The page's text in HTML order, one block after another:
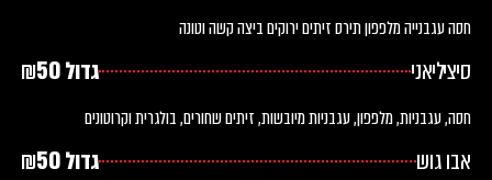
חסה עגבנייה מלפפון תירס זיתים ירוקים ביצה קשה וטונה
סיציליאני גדול ₪50
חסה, עגבניות, מלפפון, עגבניות מיובשות, זיתים שחורים, בולגרית וקרוטונים
אבו גוש גדול ₪50